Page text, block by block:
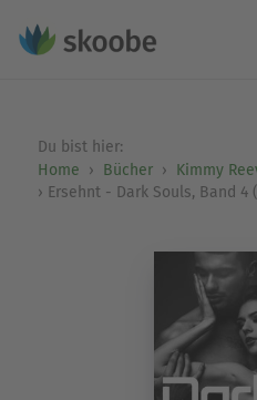
Du bist hier:
Home
Bücher
Kimmy
Ersehnt - Dark Souls, Band 4